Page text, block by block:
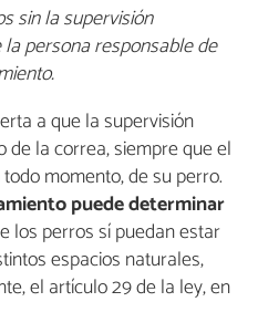
sin la supervisión
persona responsable de
a que la supervisión
la correa, siempre que el
momento, de su perro.
puede determinar
los perros sí puedan estar
espacios naturales,
el artículo 29 de la ley, en